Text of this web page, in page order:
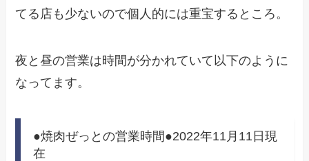
てる店も少ないので個人的には重宝するところ。
夜と昼の営業は時間が分かれていて以下のように
なってます。
●焼肉ぜっとの営業時間●2022年11月11日現
在